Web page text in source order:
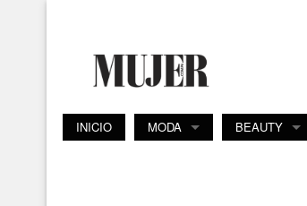
INICIO MODA BEAUTY